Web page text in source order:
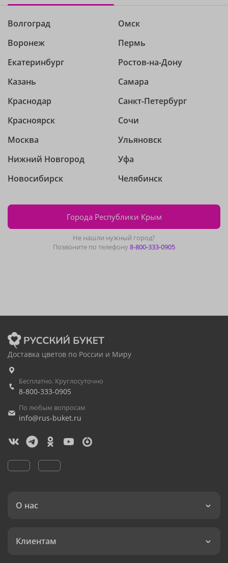
Волгоград
Воронеж
Екатеринбург
Казань
Краснодар
Красноярск
Москва
Нижний Новгород
Новосибирск
Омск
Пермь
Ростов-на-Дону
Самара
Санкт-Петербург
Сочи
Ульяновск
Уфа
Челябинск
Города Республики Крым
Не нашли нужный город?
Позвоните по телефону8-800-333-0905
Доставка цветов по России и Миру
Бесплатно. Круглосуточно
8-800-333-0905
По любым вопросам
info@rus-buket.ru
О нас
Клиентам